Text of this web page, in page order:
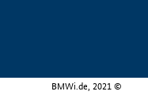
BMWi.de, 2021 ©